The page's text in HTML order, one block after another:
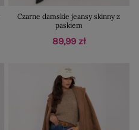
Czarne damskie jeansy skinny z
paskiem
89,99 zł